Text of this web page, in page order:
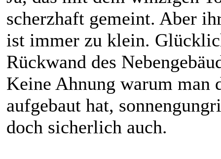
scherzhaft gemeint. Aber
ist immer zu klein.
Rückwand des
Keine Ahnung warum man
aufgebaut hat,
doch sicherlich auch.